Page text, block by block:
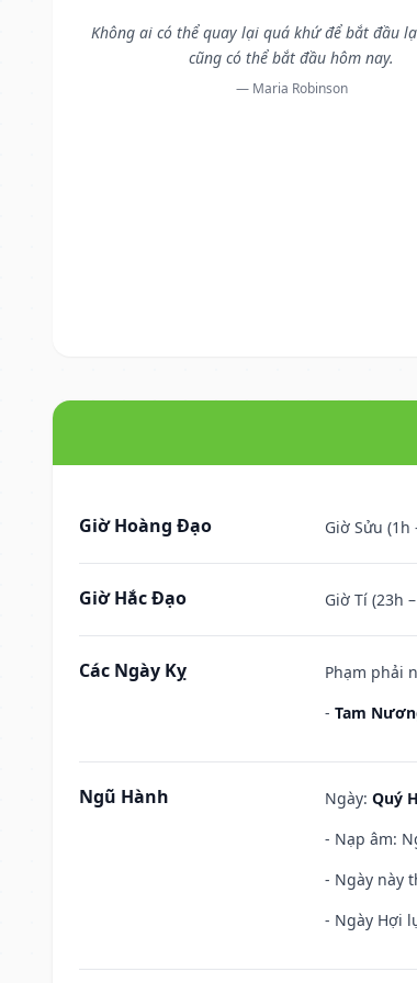
Không ai có thể quay lại quá khứ để bắt đầu
cũng có thể bắt đầu hôm nay.
— Maria Robinson
Giờ Hoàng Đạo Giờ Sửu (1h
Giờ Hắc Đạo Giờ Tí (23h
Các Ngày Kỵ
Phạm phải
- Tam
Ngũ Hành Ngày: Quý
- Nạp âm:
- Ngày này
- Ngày Hợi